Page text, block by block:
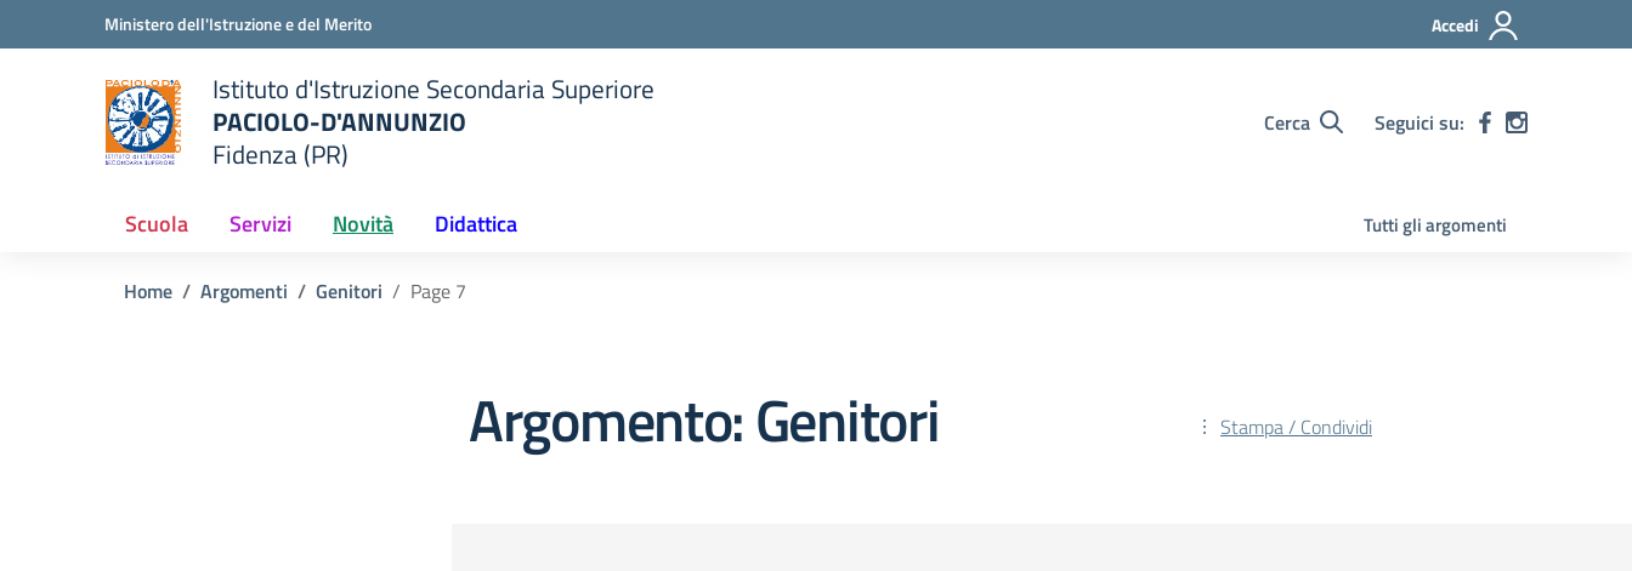
Vai ai contenuti
Vai al menu di navigazioneMinistero dell'Istruzione e del Merito Accedi
scuola
Istituto d'Istruzione Secondaria Superiore
PACIOLO-D'ANNUNZIO
Fidenza (PR)
Cerca Seguici su:
Scuola Servizi Novità Didattica Tutti gli argomenti
Home Argomenti Genitori Page 7
Argomento: Genitori Stampa / Condividi